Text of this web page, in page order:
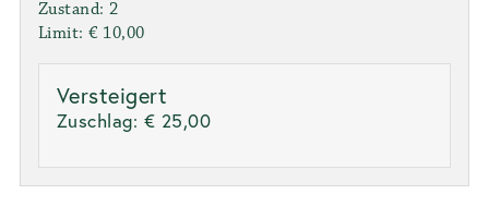
Zustand: 2
Limit: € 10,00
Versteigert
Zuschlag: € 25,00